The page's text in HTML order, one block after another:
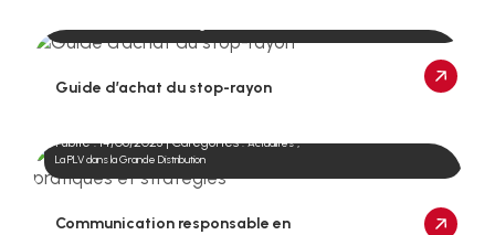
Guide d’achat du stop-rayon
Publié : 14/06/2023 | Catégories :Actualités,
La PLV dans la Grande Distribution
Communication responsable en